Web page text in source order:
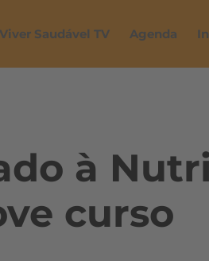
Viver Saudável TV Agenda
à
curso